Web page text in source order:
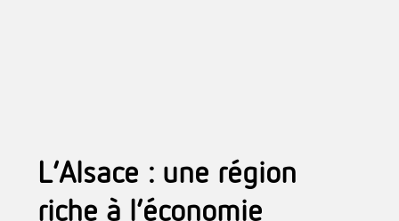
L’Alsace : une région
riche à l’économie